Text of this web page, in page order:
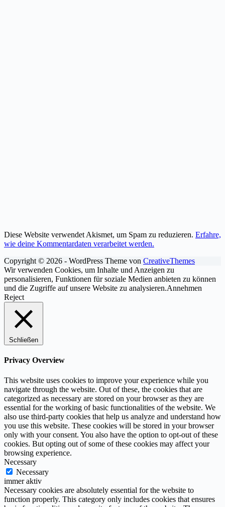
Diese Website verwendet Akismet, um Spam zu reduzieren. Erfahre,
wie deine Kommentardaten verarbeitet werden.
Copyright © 2026 - WordPress Theme von CreativeThemes
Wir verwenden Cookies, um Inhalte und Anzeigen zu
personalisieren, Funktionen für soziale Medien anbieten zu können
und die Zugriffe auf unsere Website zu analysieren.Annehmen
Reject
Schließen
Privacy Overview
This website uses cookies to improve your experience while you
navigate through the website. Out of these, the cookies that are
categorized as necessary are stored on your browser as they are
essential for the working of basic functionalities of the website. We
also use third-party cookies that help us analyze and understand how
you use this website. These cookies will be stored in your browser
only with your consent. You also have the option to opt-out of these
cookies. But opting out of some of these cookies may affect your
browsing experience.
Necessary
Necessary
immer aktiv
Necessary cookies are absolutely essential for the website to
function properly. This category only includes cookies that ensures